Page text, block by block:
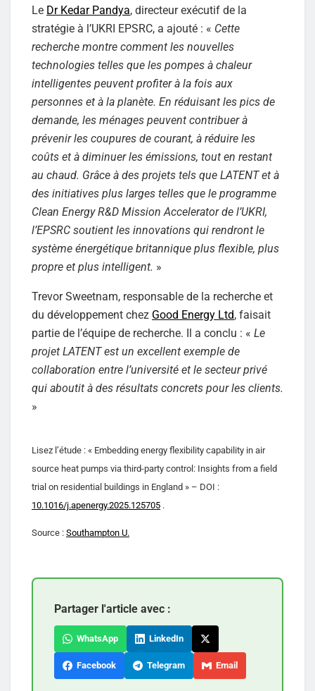
Le Dr Kedar Pandya, directeur exécutif de la
stratégie à l’UKRI EPSRC, a ajouté : « Cette
recherche montre comment les nouvelles
technologies telles que les pompes à chaleur
intelligentes peuvent profiter à la fois aux
personnes et à la planète. En réduisant les pics de
demande, les ménages peuvent contribuer à
prévenir les coupures de courant, à réduire les
coûts et à diminuer les émissions, tout en restant
au chaud. Grâce à des projets tels que LATENT et à
des initiatives plus larges telles que le programme
Clean Energy R&D Mission Accelerator de l’UKRI,
l’EPSRC soutient les innovations qui rendront le
système énergétique britannique plus flexible, plus
propre et plus intelligent. »
Trevor Sweetnam, responsable de la recherche et
du développement chez Good Energy Ltd, faisait
partie de l’équipe de recherche. Il a conclu : « Le
projet LATENT est un excellent exemple de
collaboration entre l’université et le secteur privé
qui aboutit à des résultats concrets pour les clients.
»
Lisez l’étude : « Embedding energy flexibility capability in air
source heat pumps via third-party control: Insights from a field
trial on residential buildings in England » – DOI :
10.1016/j.apenergy.2025.125705 .
Source : Southampton U.
Partager l'article avec :
WhatsApp LinkedIn
Facebook Telegram Email